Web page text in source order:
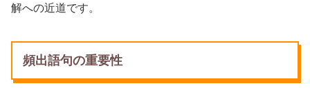
解への近道です。
頻出語句の重要性